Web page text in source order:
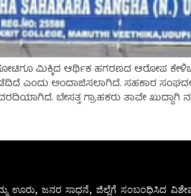
ಮಿಕ್ಕಿದ ಆರ್ಥಿಕ ಹಗರಣದ ಆರೋಪ
ಎಂದು ಅಂದಾಜಿಸಲಾಗಿದೆ. ಸಹಕಾರ
ಬೇಸತ್ತ ಗ್ರಾಹಕರು ತಾವೇ
ಊರು, ಜನರ ಸಾಧನೆ, ಜಿಲ್ಲೆಗೆ ಸಂಬಂಧಿಸಿದ